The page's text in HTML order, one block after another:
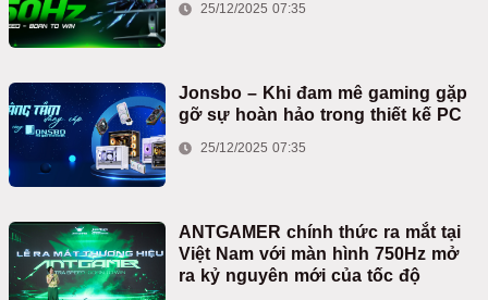
25/12/2025 07:35
Jonsbo – Khi đam mê gaming gặp
gỡ sự hoàn hảo trong thiết kế PC
25/12/2025 07:35
ANTGAMER chính thức ra mắt tại
Việt Nam với màn hình 750Hz mở
ra kỷ nguyên mới của tốc độ